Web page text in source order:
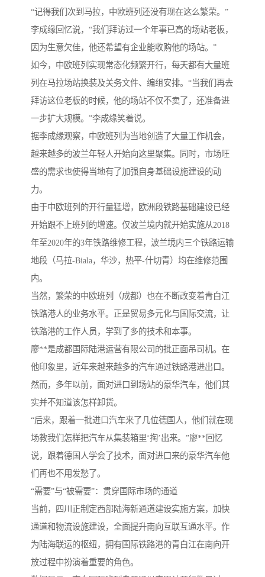
“记得我们次到马拉，中欧班列还没有现在这么繁荣。”
李成缘回忆说，“我们拜访过一个年事已高的场站老板，
因为生意欠佳，他还希望有企业能收购他的场站。”
如今，中欧班列实现常态化频繁开行，每天都有大量班
列在马拉场站换装及关务文件、编组安排。“当我们再去
拜访这位老板的时候，他的场站不仅不卖了，还准备进
一步扩大规模。”李成缘笑着说。
据李成缘观察，中欧班列为当地创造了大量工作机会，
越来越多的波兰年轻人开始向这里聚集。同时，市场旺
盛的需求也使得当地有了加强自身基础设施建设的动
力。
由于中欧班列的开行量猛增，欧洲段铁路基础建设已经
开始跟不上班列的增速。仅波兰境内就开始实施从2018
年至2020年的3年铁路维修工程，波兰境内三个铁路运输
地段（马拉-Biala，华沙，热平-什切青）均在维修范围
内。
当然，繁荣的中欧班列（成都）也在不断改变着青白江
铁路港人的业务水平。正是贸易多元化与国际交流，让
铁路港的工作人员，学到了多的技术和本事。
廖**是成都国际陆港运营有限公司的批正面吊司机。在
他印象里，近年来越来越多的汽车通过铁路港进出口。
然而，多年以前，面对进口到场站的豪华汽车，他们其
实并不知道该怎样卸货。
“后来，跟着一批进口汽车来了几位德国人，他们就在现
场教我们怎样把汽车从集装箱里‘掏’出来。”廖**回忆
说，跟着德国人学会了技术，面对进口来的豪华汽车他
们再也不用发愁了。
“需要”与“被需要”：贯穿国际市场的通道
当前，四川正制定西部陆海新通道建设实施方案，加快
通道和物流设施建设，全面提升南向互联互通水平。作
为陆海联运的枢纽，拥有国际铁路港的青白江在南向开
放过程中扮演着重要的角色。